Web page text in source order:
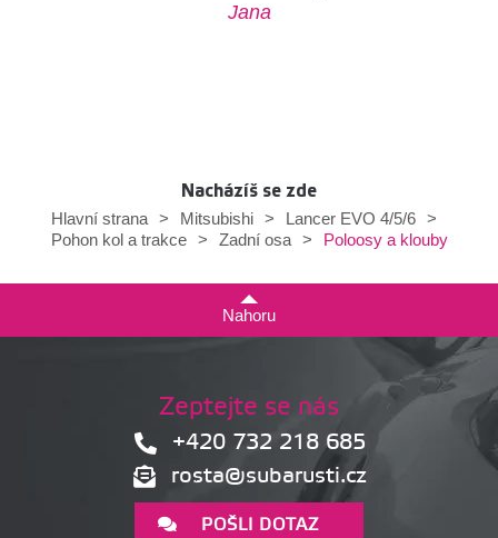
Jana
Nacházíš se zde
Hlavní strana
> Mitsubishi > Lancer EVO 4/5/6
>
Pohon kol a trakce
> Zadní osa > Poloosy a klouby
Nahoru
Zeptejte se nás
+420 732 218 685
rosta@subarusti.cz
POŠLI DOTAZ